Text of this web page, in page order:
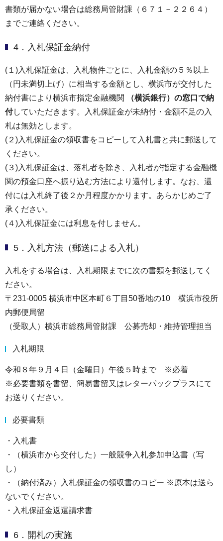
書類が届かない場合は総務局管財課（６７１－２２６４）
までご連絡ください。
4．入札保証金納付
(１)入札保証金は、入札物件ごとに、入札金額の５％以上
（円未満切上げ）に相当する金額とし、横浜市が交付した
納付書により横浜市指定金融機関
（横浜銀行）の窓口で納
付していただきます。入札保証金が未納付・金額不足の入
札は無効とします。
(２)入札保証金の領収書をコピーして入札書と共に郵送して
ください。
(３)入札保証金は、落札者を除き、入札者が指定する金融機
関の預金口座へ振り込む方法により還付します。なお、還
付には入札終了後２か月程度かかります。あらかじめご了
承ください。
(４)入札保証金には利息を付しません。
5．入札方法（郵送による入札）
入札をする場合は、入札期限までに次の書類を郵送してく
ださい。
〒231-0005 横浜市中区本町６丁目50番地の10 横浜市役所
内郵便局留
（受取人）横浜市総務局管財課 公募売却・維持管理担当
入札期限
令和８年９月４日（金曜日）午後５時まで ※必着
※必要書類を書留、簡易書留又はレターパックプラスにて
お送りください。
必要書類
・入札書
・（横浜市から交付した）一般競争入札参加申込書（写
し）
・（納付済み）入札保証金の領収書のコピー ※原本は送ら
ないでください。
・入札保証金返還請求書
6．開札の実施